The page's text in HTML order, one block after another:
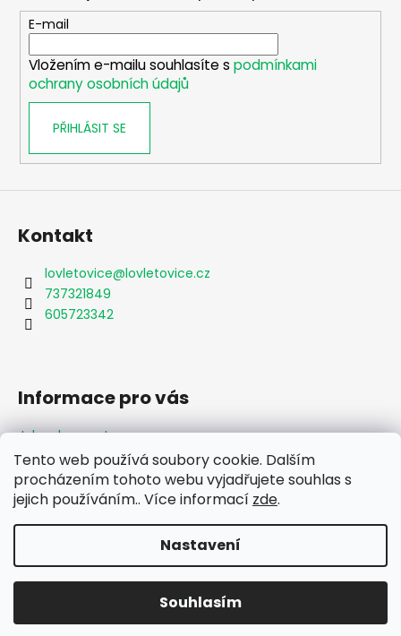
Tento web používá soubory cookie. Dalším
procházením tohoto webu vyjadřujete souhlas s
jejich používáním.. Více informací zde.
Nastavení
Souhlasím
r
v
k
y
u
E-mail
Vložením e-mailu souhlasíte s podmínkami
ochrany osobních údajů
PŘIHLÁSIT SE
Kontakt
lovletovice@lovletovice.cz
737321849
605723342
Informace pro vás
Jak nakupovat
Obchodní podmínky
Podmínky ochrany osobních údajů
Formulář odstoupení od smlouvy
Lov Letovice. Všechna práva vyhrazena.